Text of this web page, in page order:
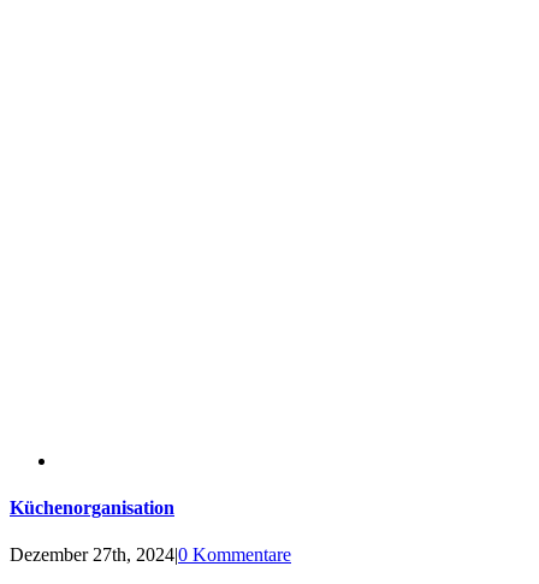
Küchenorganisation
Dezember 27th, 2024|0 Kommentare